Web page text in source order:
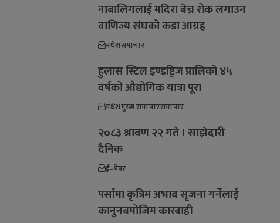
नाबालिगलाई मदिरा बेच्न रोक लगाउन
वाणिज्य संघको कडा आग्रह
मधेशसमाचार
हुलास स्टिल इण्डष्ट्रिज प्रालिको ४५
वर्षको औद्योगिक यात्रा पूरा
मधेशमुख्य समाचारसमाचार
२०८३ श्रावण २२ गते । साझेदारी
दैनिक
ई–पेपर
पर्सामा कृत्रिम अभाव सृजना गर्नेलाई
कानुनबमोजिम कारबाही